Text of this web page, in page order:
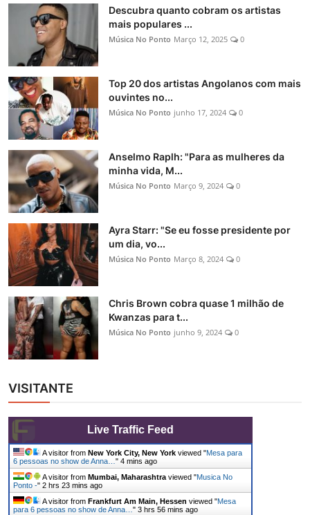
Descubra quanto cobram os artistas
mais populares ...
Música No Ponto Março 12, 2025 0
Top 20 dos artistas Angolanos com mais
ouvintes no...
Música No Ponto junho 17, 2024 0
Anselmo Raplh: "Para as mulheres da
minha vida, M...
Música No Ponto Março 9, 2024 0
Ayra Starr: "Se eu fosse presidente por
um dia, vo...
Música No Ponto Março 8, 2024 0
Chris Brown cobra quase 1 milhão de
Kwanzas para t...
Música No Ponto junho 9, 2024 0
VISITANTE
Live Traffic Feed
A visitor from New York City, New York viewed "Mesa para
6 pessoas no show de Anna… " 4 mins ago
A visitor from Mumbai, Maharashtra viewed "Musica No
Ponto -" 2 hrs 23 mins ago
A visitor from Frankfurt Am Main, Hessen viewed "Mesa
para 6 pessoas no show de Anna… " 3 hrs 56 mins ago